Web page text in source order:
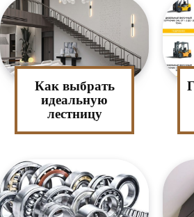
Как выбрать
идеальную
лестницу